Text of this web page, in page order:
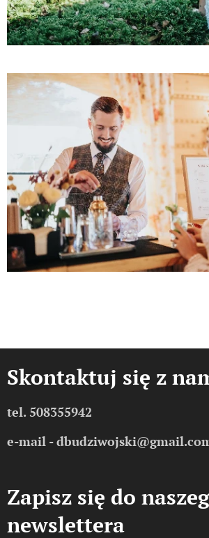
Skontaktuj się z
tel. 508355942
e-mail -
Zapisz się do
newslettera